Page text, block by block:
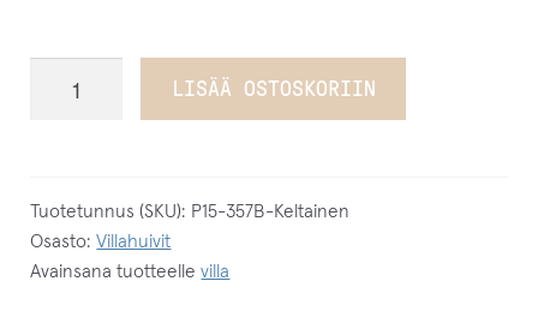
i
e
s
i
XXL
määrä
LISÄÄ OSTOSKORIIN
Tuotetunnus (SKU): P15-357B-Keltainen
Osasto:Villahuivit
Avainsana tuotteellevilla